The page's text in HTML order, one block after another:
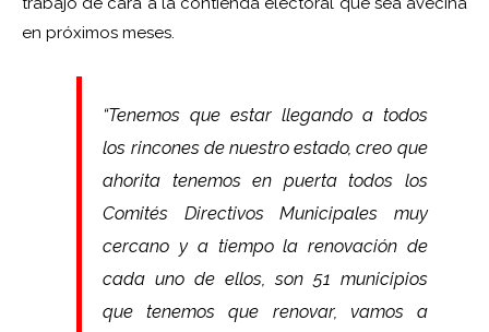
en próximos meses.
“Tenemos que estar llegando a todos
los rincones de nuestro estado, creo que
ahorita tenemos en puerta todos los
Comités Directivos Municipales muy
cercano y a tiempo la renovación de
cada uno de ellos, son 51 municipios
que tenemos que renovar, vamos a